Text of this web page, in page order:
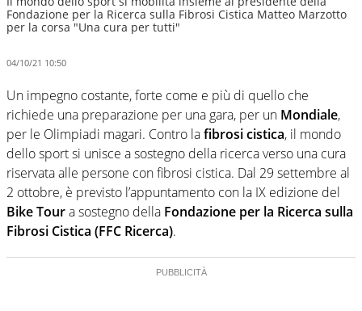
Fondazione per la Ricerca sulla Fibrosi Cistica Matteo Marzotto
per la corsa "Una cura per tutti"
04/10/21 10:50
Un impegno costante, forte come e più di quello che
richiede una preparazione per una gara, per un Mondiale,
per le Olimpiadi magari. Contro lafibrosi cistica, il mondo
dello sport si unisce a sostegno della ricerca verso una cura
riservata alle persone con fibrosi cistica. Dal 29 settembre al
2 ottobre, è previsto l’appuntamento con la IX edizione del
Bike Toura sostegno della Fondazione per la Ricerca sulla
Fibrosi Cistica (FFC Ricerca).